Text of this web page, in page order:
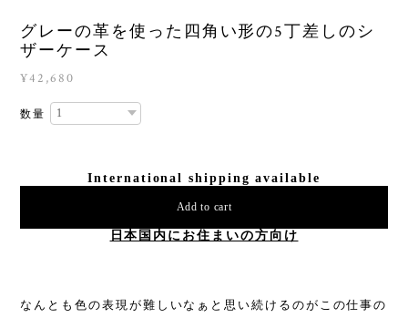
グレーの革を使った四角い形の5丁差しのシ
ザーケース
¥42,680
数量
International shipping available
Add to cart
日本国内にお住まいの方向け
なんとも色の表現が難しいなぁと思い続けるのがこの仕事の